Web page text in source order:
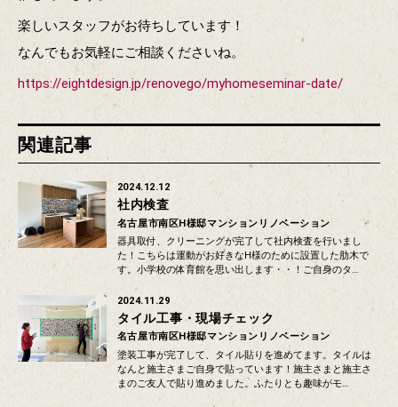
楽しいスタッフがお待ちしています！
なんでもお気軽にご相談くださいね。
https://eightdesign.jp/renovego/myhomeseminar-date/
関連記事
2024.12.12
社内検査
名古屋市南区H様邸マンションリノベーション
器具取付、クリーニングが完了して社内検査を行いまし
た！こちらは運動がお好きなH様のために設置した肋木で
す。小学校の体育館を思い出します・・！ご自身のタ…
2024.11.29
タイル工事・現場チェック
名古屋市南区H様邸マンションリノベーション
塗装工事が完了して、タイル貼りを進めてます。タイルは
なんと施主さまご自身で貼っています！施主さまと施主さ
まのご友人で貼り進めました。ふたりとも趣味がモ…